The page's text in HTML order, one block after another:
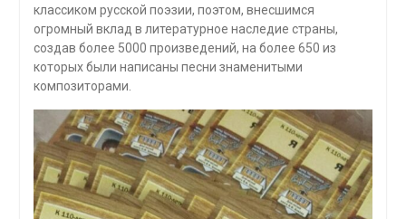
классиком русской поэзии, поэтом, внесшимся
огромный вклад в литературное наследие страны,
создав более 5000 произведений, на более 650 из
которых были написаны песни знаменитыми
композиторами.